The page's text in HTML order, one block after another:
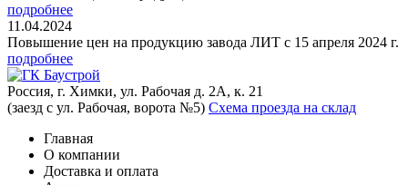
подробнее
11.04.2024
Повышение цен на продукцию завода ЛИТ с 15 апреля 2024 г.
подробнее
Россия, г. Химки, ул. Рабочая д. 2А, к. 21
(заезд с ул. Рабочая, ворота №5) Схема проезда на склад
Главная
О компании
Доставка и оплата